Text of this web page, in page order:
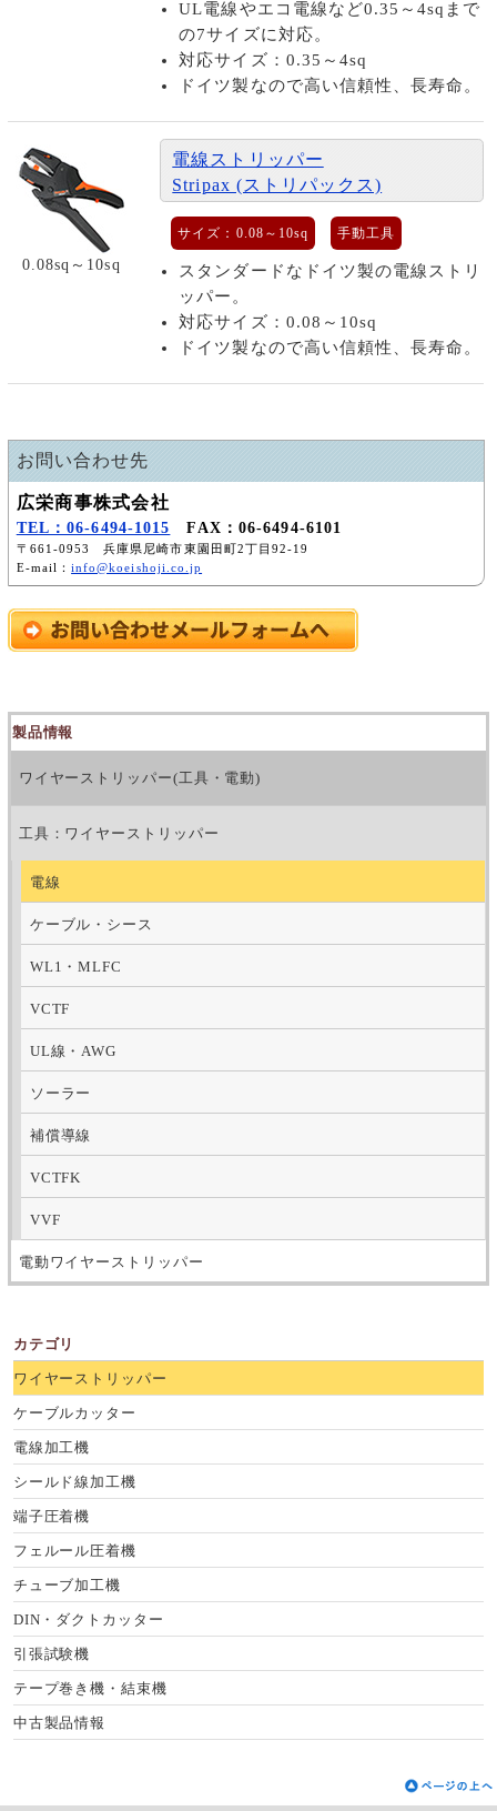
UL電線やエコ電線など0.35～4sqまで
の7サイズに対応。
対応サイズ：0.35～4sq
ドイツ製なので高い信頼性、長寿命。
0.08sq～10sq
電線ストリッパー
Stripax (ストリパックス)
サイズ：0.08～10sq 手動工具
スタンダードなドイツ製の電線ストリ
ッパー。
対応サイズ：0.08～10sq
ドイツ製なので高い信頼性、長寿命。
お問い合わせ先
広栄商事株式会社
TEL：06-6494-1015 FAX：06-6494-6101
〒661-0953 兵庫県尼崎市東園田町2丁目92-19
E-mail：info@koeishoji.co.jp
製品情報
ワイヤーストリッパー(工具・電動)
工具：ワイヤーストリッパー
電線
ケーブル・シース
WL1・MLFC
VCTF
UL線・AWG
ソーラー
補償導線
VCTFK
VVF
電動ワイヤーストリッパー
カテゴリ
ワイヤーストリッパー
ケーブルカッター
電線加工機
シールド線加工機
端子圧着機
フェルール圧着機
チューブ加工機
DIN・ダクトカッター
引張試験機
テープ巻き機・結束機
中古製品情報